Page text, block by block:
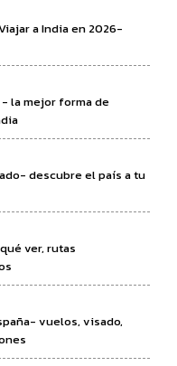
a India en 2026-
la mejor forma de
descubre el país a tu
ver, rutas
vuelos, visado,